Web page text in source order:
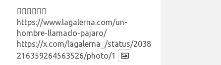
👉🏻👉🏻👉🏻
https://www.lagalerna.com/un-
hombre-llamado-pajaro/
https://x.com/lagalerna_/status/2038
216359264563526/photo/1